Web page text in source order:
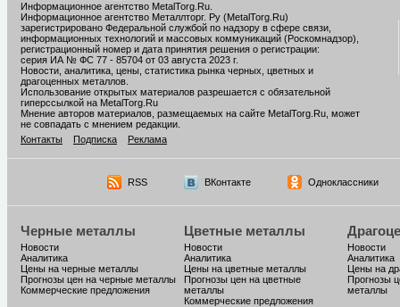
Информационное агентство MetalTorg.Ru
Информационное агентство Металлторг. Ру (MetalTorg.Ru)
зарегистрировано Федеральной службой по надзору в сфере связи,
информационных технологий и массовых коммуникаций (Роскомнадзор),
регистрационный номер и дата принятия решения о регистрации:
серия ИА № ФС 77 - 85704 от 03 августа 2023 г.
Новости, аналитика, цены, статистика рынка черных, цветных и
драгоценных металлов.
Использование открытых материалов разрешается с обязательной
гиперссылкой на MetalTorg.Ru
Мнение авторов материалов, размещаемых на сайте MetalTorg.Ru, может
не совпадать с мнением редакции.
Контакты
Подписка Реклама
RSS ВКонтакте Одноклассники
Черные металлы
Новости
Аналитика
Цены на черные металлы
Прогнозы цен на черные металлы
Коммерческие предложения
Цветные металлы
Новости
Аналитика
Цены на цветные металлы
Прогнозы цен на цветные
металлы
Коммерческие предложения
Новости
Аналитика
Цены на
Прогнозы
металлы